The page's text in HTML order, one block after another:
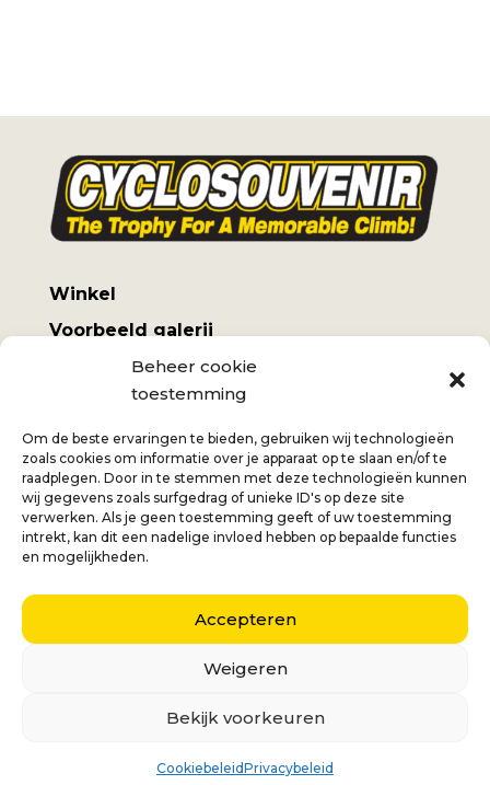
Beheer cookie
toestemming
Om de beste ervaringen te bieden, gebruiken wij technologieën
zoals cookies om informatie over je apparaat op te slaan en/of te
raadplegen. Door in te stemmen met deze technologieën kunnen
wij gegevens zoals surfgedrag of unieke ID's op deze site
verwerken. Als je geen toestemming geeft of uw toestemming
intrekt, kan dit een nadelige invloed hebben op bepaalde functies
en mogelijkheden.
Accepteren
Weigeren
Bekijk voorkeuren
CookiebeleidPrivacybeleid
Winkel
Voorbeeld galerij
Mijn account
Algemene voorwaarden
Verzendkosten
Jan+32 (0) 477 732 949
Veronique
Middelmolenlaan 100
2100 Deurne
Nederlands English